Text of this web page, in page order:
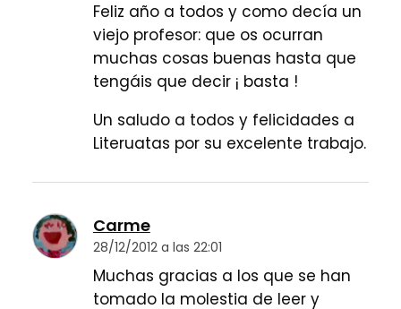
Feliz año a todos y como decía un
viejo profesor: que os ocurran
muchas cosas buenas hasta que
tengáis que decir ¡ basta !
Un saludo a todos y felicidades a
Literuatas por su excelente trabajo.
Carme
28/12/2012 a las 22:01
Muchas gracias a los que se han
tomado la molestia de leer y